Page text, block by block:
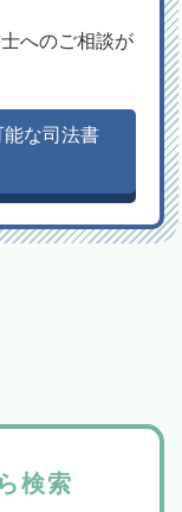
へのご相談が
な司法書
検索